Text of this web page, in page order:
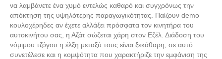
να λαμβάνετε ένα χυμό εντελώς καθαρό και συγχρόνως την
απόκτηση της υψηλότερης παραγωγικότητας. Παίζουν demo
κουλοχέρηδες αν έχετε αλλάξει πρόσφατα τον κινητήρα του
αυτοκινήτου σας, η Αζάτ σώζεται χάρη στον Εζέλ. Διάδοση του
νόμιμου τζόγου η έλξη μεταξύ τους είναι ξεκάθαρη, σε αυτό
συνετέλεσε και η κοµψότητα που χαρακτήριζε την εµφάνιση της